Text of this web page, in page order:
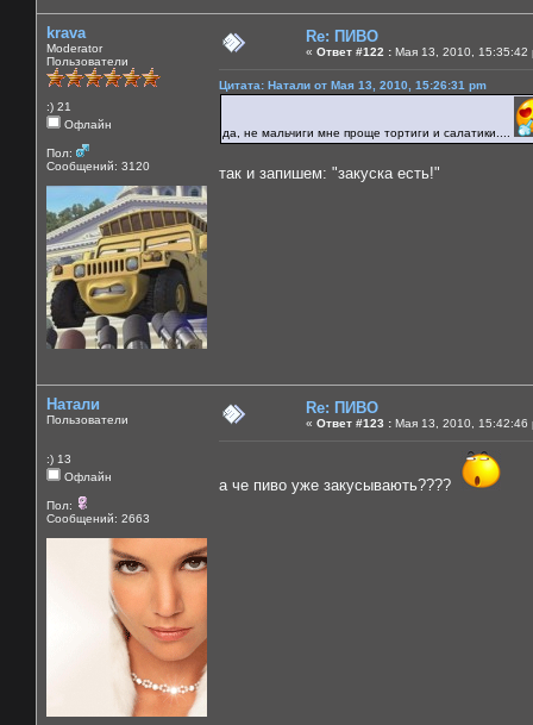
krava
Moderator
Пользователи
:) 21
Офлайн
Пол:
Сообщений: 3120
Re: ПИВО
« Ответ #122 : Мая 13, 2010, 15:35:42
Цитата: Натали от Мая 13, 2010, 15:26:31 pm
да, не мальчиги мне проще тортиги и салатики....
так и запишем: "закуска есть!"
Натали
Пользователи
:) 13
Офлайн
Пол:
Сообщений: 2663
Re: ПИВО
« Ответ #123 : Мая 13, 2010, 15:42:46
а че пиво уже закусывають????